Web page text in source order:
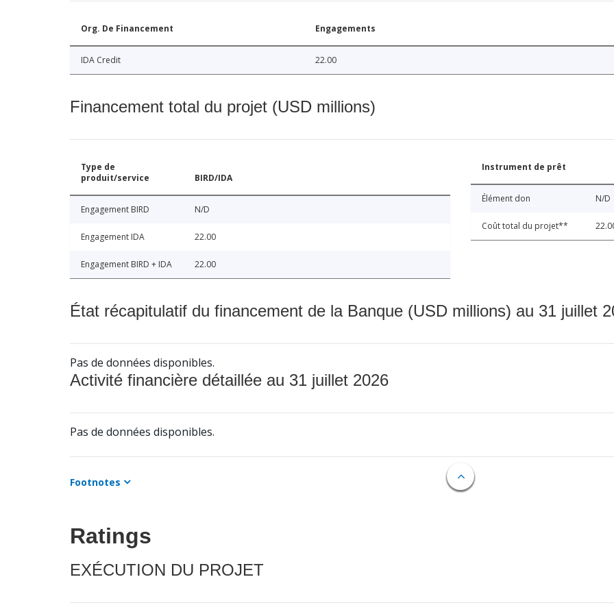
Org. De Financement Engagements
IDA Credit 22.00
Financement total du projet (USD millions)
Type de
produit/service
BIRD/IDA
Engagement BIRD N/D
Engagement IDA 22.00
Engagement BIRD + IDA 22.00
Instrument de prêt
Élément don N/D
Coût total du projet**
État récapitulatif du financement de la Banque (USD millions) au 31 juillet
Pas de données disponibles.
Activité financière détaillée au 31 juillet 2026
Pas de données disponibles.
Footnotes
Ratings
EXÉCUTION DU PROJET